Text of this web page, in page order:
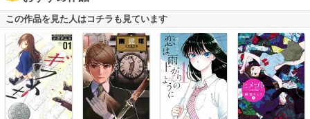
この作品を見た人はコチラも見ています